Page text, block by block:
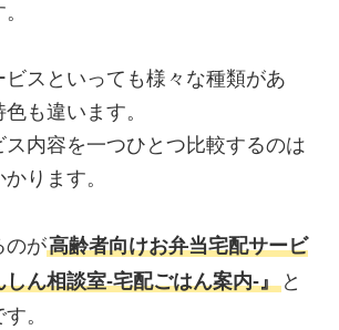
ビスといっても様々な種類があ
も違います。
内容を一つひとつ比較するのは
ります。
のが高齢者向けお弁当宅配サービ
ん相談室‐宅配ごはん案内‐』 と
。